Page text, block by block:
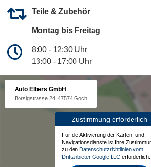
Teile & Zubehör
Montag bis Freitag
8:00 - 12:30 Uhr
13:00 - 17:00 Uhr
Auto Elbers GmbH
Borsigstrasse 24, 47574 Goch
Zustimmung erforderlich
Für die Aktivierung der Karten- und
Navigationsdienste ist Ihre
zu den Datenschutzrichtlinien vom
Drittanbieter Google LLC erforderlich.